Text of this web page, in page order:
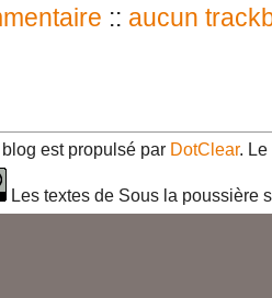
:: aucun
est propulsé par DotClear. Le
Les textes de Sous la poussière